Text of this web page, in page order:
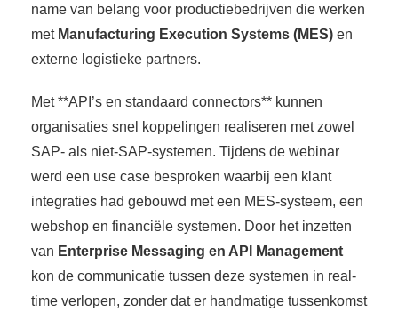
name van belang voor productiebedrijven die werken
met Manufacturing Execution Systems (MES) en
externe logistieke partners.
Met **API’s en standaard connectors** kunnen
organisaties snel koppelingen realiseren met zowel
SAP- als niet-SAP-systemen. Tijdens de webinar
werd een use case besproken waarbij een klant
integraties had gebouwd met een MES-systeem, een
webshop en financiële systemen. Door het inzetten
van Enterprise Messaging en API Management
kon de communicatie tussen deze systemen in real-
time verlopen, zonder dat er handmatige tussenkomst